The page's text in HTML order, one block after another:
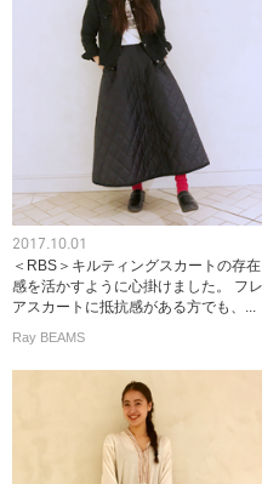
2017.10.01
＜RBS＞キルティングスカートの存在
感を活かすように心掛けました。 フレ
アスカートに抵抗感がある方でも、...
Ray BEAMS